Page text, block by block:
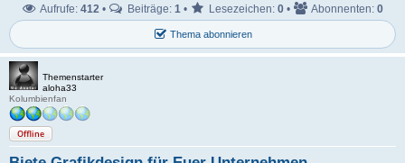
Thema abonnieren
Aufrufe: 412 • Beiträge: 1 • Lesezeichen: 0 • Abonnenten: 0
Themenstarter
aloha33
Kolumbienfan
Offline